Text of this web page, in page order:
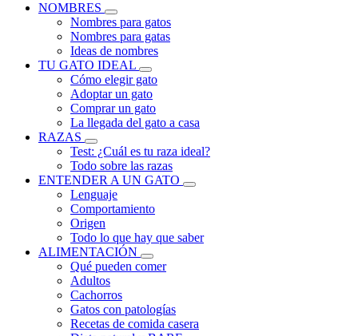
NOMBRES
Nombres para gatos
Nombres para gatas
Ideas de nombres
TU GATO IDEAL
Cómo elegir gato
Adoptar un gato
Comprar un gato
La llegada del gato a casa
RAZAS
Test: ¿Cuál es tu raza ideal?
Todo sobre las razas
ENTENDER A UN GATO
Lenguaje
Comportamiento
Origen
Todo lo que hay que saber
ALIMENTACIÓN
Qué pueden comer
Adultos
Cachorros
Gatos con patologías
Recetas de comida casera